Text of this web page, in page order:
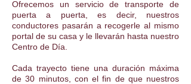
Ofrecemos un servicio de transporte de
puerta a puerta, es decir, nuestros
conductores pasarán a recogerle al mismo
portal de su casa y le llevarán hasta nuestro
Centro de Día.
Cada trayecto tiene una duración máxima
de 30 minutos, con el fin de que nuestros